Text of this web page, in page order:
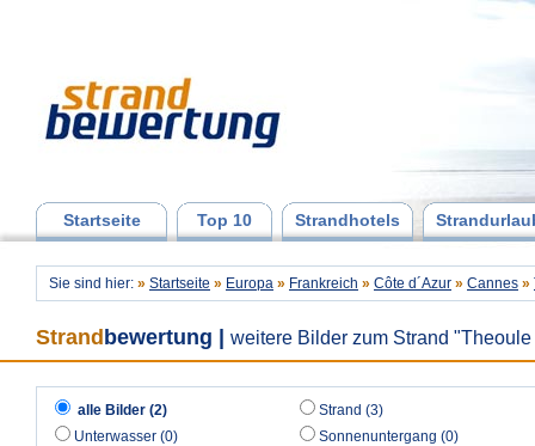
Startseite Top 10 Strandhotels
Sie sind hier: » Startseite » Europa » Frankreich » Côte d´Azur » Cannes »
Strand bewertung weitere Bilder zum Strand
alle Bilder (2)
Strand (3)
Unterwasser (0)
Sonnenuntergang (0)